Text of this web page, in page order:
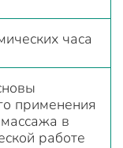
часа
применения
в
работе